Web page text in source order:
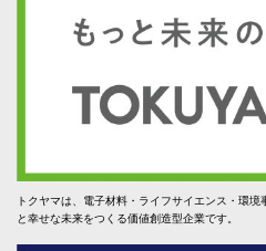
トクヤマは、電子材料・ライフサイエンス・環
と幸せな未来をつくる価値創造型企業です。